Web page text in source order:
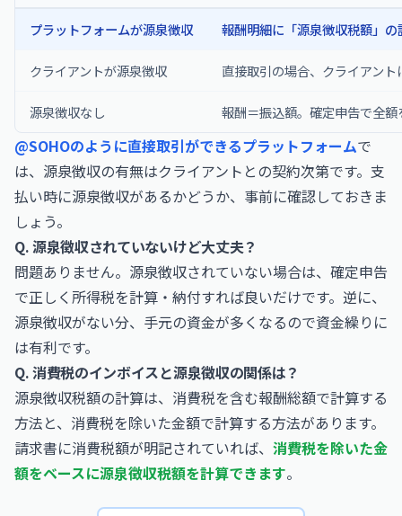
プラットフォームが源泉徴収 報酬明細に「源泉徴収税額」の
クライアントが源泉徴収 直接取引の場合、クライアント
源泉徴収なし 報酬＝振込額。確定申告で全
@SOHOのように直接取引ができるプラットフォームで
は、源泉徴収の有無はクライアントとの契約次第です。支
払い時に源泉徴収があるかどうか、事前に確認しておきま
しょう。
Q. 源泉徴収されていないけど大丈夫？
問題ありません。源泉徴収されていない場合は、確定申告
で正しく所得税を計算・納付すれば良いだけです。逆に、
源泉徴収がない分、手元の資金が多くなるので資金繰りに
は有利です。
Q. 消費税のインボイスと源泉徴収の関係は？
源泉徴収税額の計算は、消費税を含む報酬総額で計算する
方法と、消費税を除いた金額で計算する方法があります。
請求書に消費税額が明記されていれば、 消費税を除いた金
額をベースに源泉徴収税額を計算できます。